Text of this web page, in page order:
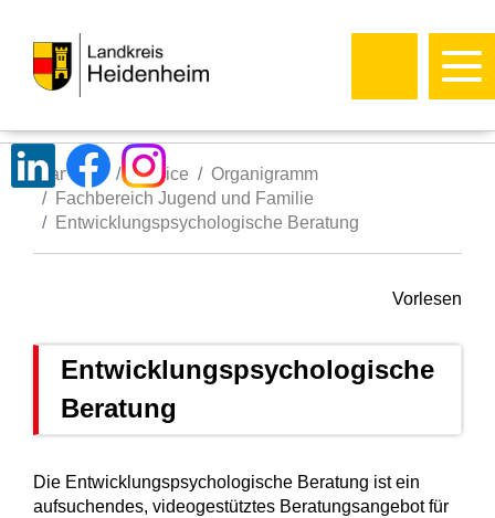
Startseite Service
Organigramm
Fachbereich Jugend und Familie
Entwicklungspsychologische Beratung
Vorlesen
Entwicklungspsychologische
Beratung
Die Entwicklungspsychologische Beratung ist ein
aufsuchendes, videogestütztes Beratungsangebot für